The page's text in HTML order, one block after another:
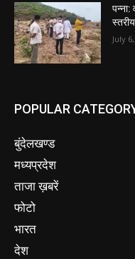
July
POPULAR
बुंदेलखण्ड
मध्यप्रदेश
ताजा ख़बरें
फोटो
भारत
देश